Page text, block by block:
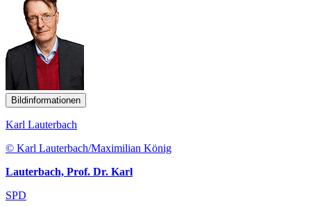
Bildinformationen
Karl Lauterbach
© Karl Lauterbach/Maximilian König
Lauterbach, Prof. Dr. Karl
SPD